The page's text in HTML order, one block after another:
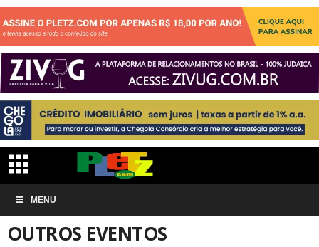
MENU
Início EVENTOS
OUTROS EVENTOS